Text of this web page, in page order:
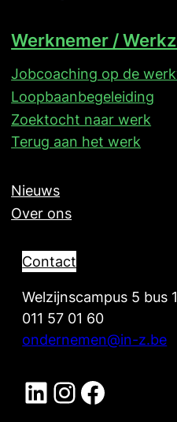
Werknemer /
Jobcoaching op de
Loopbaanbegeleiding
Zoektocht naar werk
Terug aan het werk
Nieuws
Over ons
Contact
Welzijnscampus 5 bus
011 57 01 60
ondernemen@in-z.be
LinkedIn IN-Z Ondernemen
Instagram IN-Z